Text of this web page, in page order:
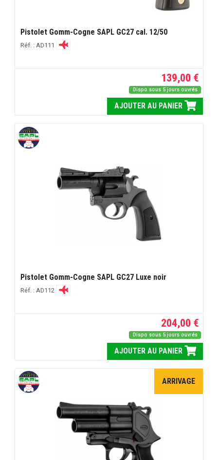
Pistolet Gomm-Cogne SAPL GC27 cal. 12/50
Réf. : AD111
139,00 €
Dispo sous 5 jours ouvrés
AJOUTER AU PANIER
Pistolet Gomm-Cogne SAPL GC27 Luxe noir
Réf. : AD112
204,00 €
Dispo sous 5 jours ouvrés
AJOUTER AU PANIER
ARRIVAGE